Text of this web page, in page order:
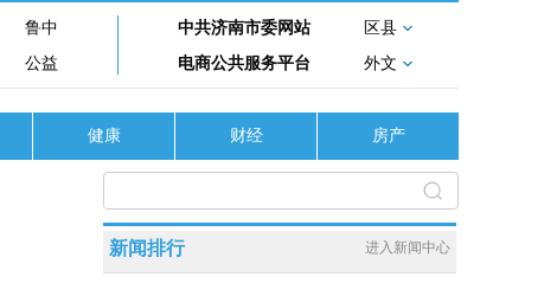
鲁中
公益
中共济南市委网站
区县
电商公共服务平台
外文
健康 财经 房产
新闻排行 进入新闻中心